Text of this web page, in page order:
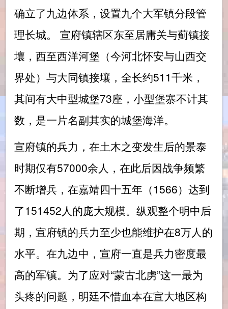
确立了九边体系，设置九个大军镇分段管
理长城。 宣府镇辖区东至居庸关与蓟镇接
壤，西至西洋河堡（今河北怀安与山西交
界处）与大同镇接壤，全长约511千米，
其间有大中型城堡73座，小型堡寨不计其
数，是一片名副其实的城堡海洋。
宣府镇的兵力，在土木之变发生后的景泰
时期仅有57000余人，在此后因战争频繁
不断增兵，在嘉靖四十五年（1566）达到
了151452人的庞大规模。纵观整个明中后
期，宣府镇的兵力至少也能维护在8万人的
水平。在九边中，宣府一直是兵力密度最
高的军镇。为了应对“蒙古北虏”这一最为
头疼的问题，明廷不惜血本在宣大地区构